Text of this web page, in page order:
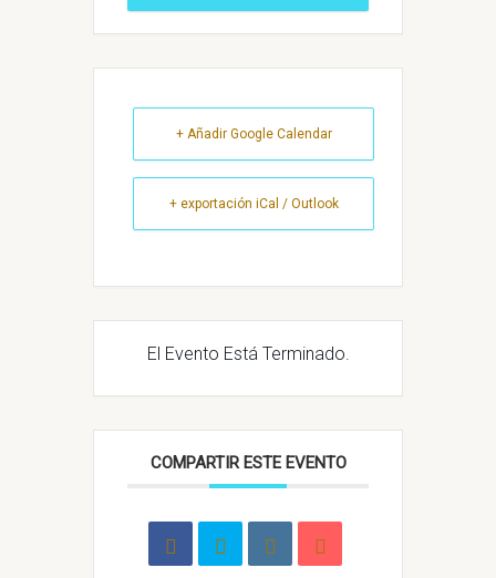
+ Añadir Google Calendar
+ exportación iCal / Outlook
El Evento Está Terminado.
COMPARTIR ESTE EVENTO